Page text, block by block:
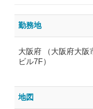
勤務地
大阪府 （大阪府大阪
ビル7F）
地図